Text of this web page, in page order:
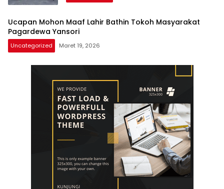
Ucapan Mohon Maaf Lahir Bathin Tokoh Masyarakat
Pagardewa Yansori
Uncategorized Maret 19, 2026